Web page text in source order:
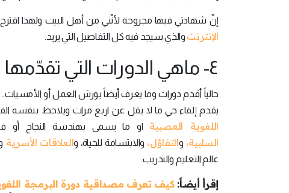
إنّ شهادتي فيها مجروحة لأنّني من أهل البيت ولهذا
الإنترنت والذي سيجد فيه كل التفاصيل التي يريد.
٤- ماهي الدورات التي تقدّمها للجمهور؟
حالياً أقدم دورات وما يعرف أيضاً بورش العمل أو
يقدم إلقاء حي ما لا يقل عن اربع مرات ويلاحظ بنفسه
اللغوية العصبية او ما يسمى بهندسة النجاح أو
السلبية، والتفاؤل، والابتسامة للحياة، والعلاقات الأسرية
عالم التعليم والتدريب.
إقرأ أيضاً:كيف تعرف مصداقية دورة البرمجة